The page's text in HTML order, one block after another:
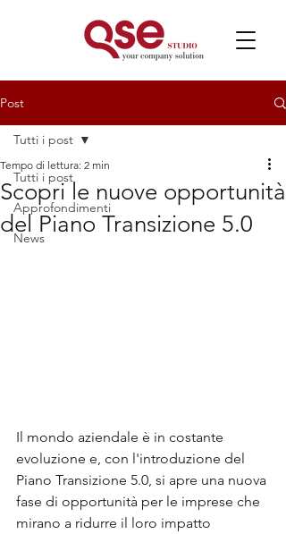
Post
Tutti i post
Approfondimenti
News
Tutti i post
Scopri le nuove opportunità
del Piano Transizione 5.0
Tempo di lettura: 2 min
Il mondo aziendale è in costante
evoluzione e, con l'introduzione del
Piano Transizione 5.0, si apre una nuova
fase di opportunità per le imprese che
mirano a ridurre il loro impatto